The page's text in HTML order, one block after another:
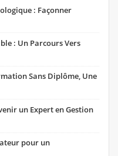
: Façonner
: Un Parcours Vers
Sans Diplôme, Une
un Expert en Gestion
pour un